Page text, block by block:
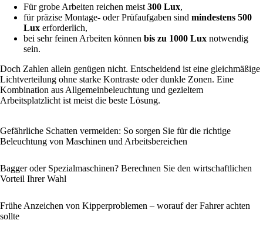
Für grobe Arbeiten reichen meist300 Lux,
für präzise Montage- oder Prüfaufgaben sind mindestens 500
Lux erforderlich,
bei sehr feinen Arbeiten können bis zu 1000 Lux notwendig
sein.
Doch Zahlen allein genügen nicht. Entscheidend ist eine gleichmäßige
Lichtverteilung ohne starke Kontraste oder dunkle Zonen. Eine
Kombination aus Allgemeinbeleuchtung und gezieltem
Arbeitsplatzlicht ist meist die beste Lösung.
Gefährliche Schatten vermeiden: So sorgen Sie für die richtige
Beleuchtung von Maschinen und Arbeitsbereichen
Bagger oder Spezialmaschinen? Berechnen Sie den wirtschaftlichen
Vorteil Ihrer Wahl
Frühe Anzeichen von Kipperproblemen – worauf der Fahrer achten
sollte